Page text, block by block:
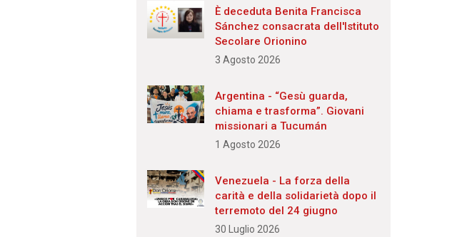
È deceduta Benita Francisca
Sánchez consacrata dell'Istituto
Secolare Orionino
3 Agosto 2026
Argentina - “Gesù guarda,
chiama e trasforma”. Giovani
missionari a Tucumán
1 Agosto 2026
Venezuela - La forza della
carità e della solidarietà dopo il
terremoto del 24 giugno
30 Luglio 2026